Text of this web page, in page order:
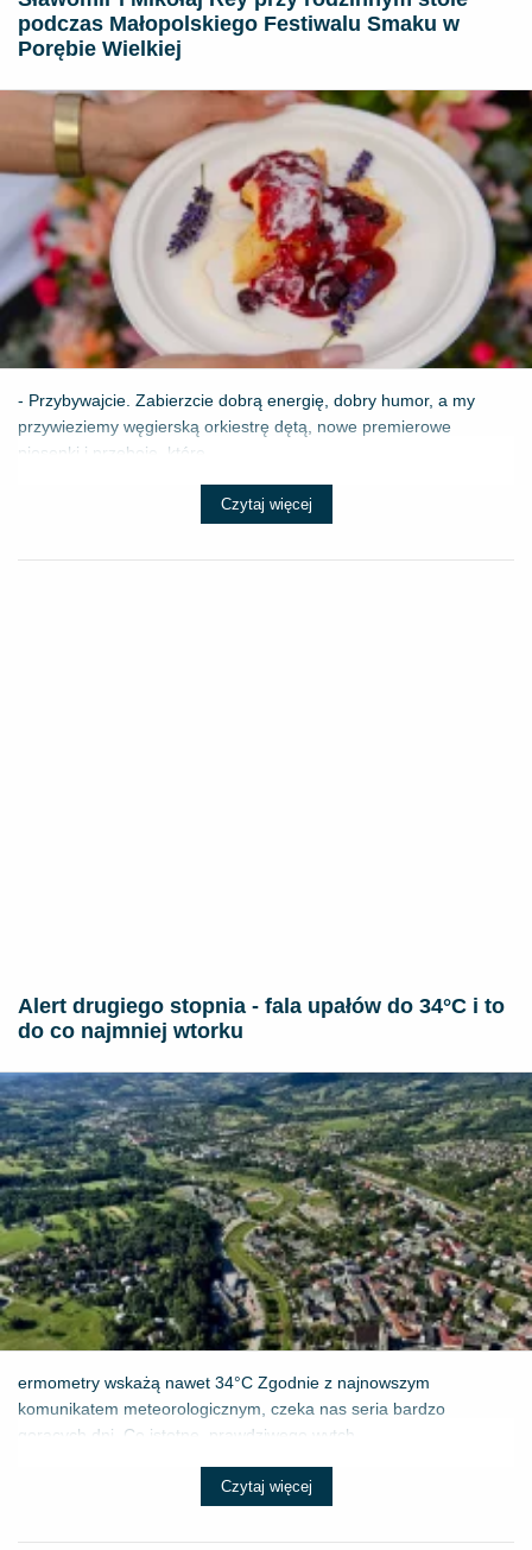
podczas Małopolskiego Festiwalu Smaku w
Porębie Wielkiej
- Przybywajcie. Zabierzcie dobrą energię, dobry humor, a my
przywieziemy węgierską orkiestrę dętą, nowe premierowe
piosenki i przeboje, które ...
Czytaj więcej
Alert drugiego stopnia - fala upałów do 34°C i to
do co najmniej wtorku
ermometry wskażą nawet 34°C Zgodnie z najnowszym
komunikatem meteorologicznym, czeka nas seria bardzo
gorących dni. Co istotne, prawdziwego wytch...
Czytaj więcej